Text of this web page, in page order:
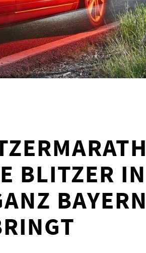
BLITZER IN